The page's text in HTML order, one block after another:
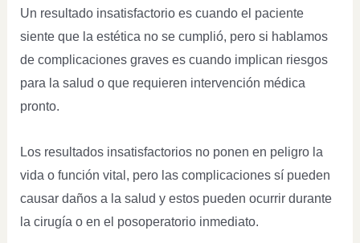
Un resultado insatisfactorio es cuando el paciente
siente que la estética no se cumplió, pero si hablamos
de complicaciones graves es cuando implican riesgos
para la salud o que requieren intervención médica
pronto.
Los resultados insatisfactorios no ponen en peligro la
vida o función vital, pero las complicaciones sí pueden
causar daños a la salud y estos pueden ocurrir durante
la cirugía o en el posoperatorio inmediato.